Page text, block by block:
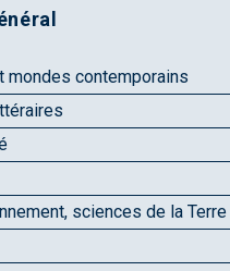
mondes contemporains
sciences de la Terre